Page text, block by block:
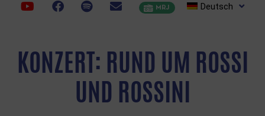
MRJ Deutsch
KONZERT: RUND UM ROSSI
UND ROSSINI